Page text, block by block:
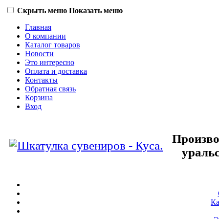
Скрыть меню Показать меню
Главная
О компании
Каталог товаров
Новости
Это интересно
Оплата и доставка
Контакты
Обратная связь
Корзина
Вход